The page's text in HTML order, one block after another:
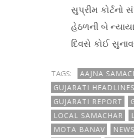
સુપ્રીમ કોર્ટનો
હેઠળની બે
દિવસે કોઈ
TAGS: AAJNA
GUJARATI HEADLINES
GUJARATI REPORT
LOCAL SAMACHAR
MOTA BANAV